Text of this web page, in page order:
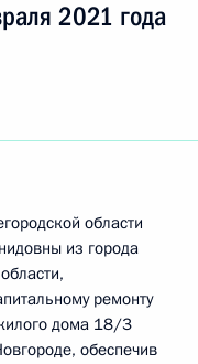
2021 года
области
из города
ремонту
дома 18/3
обеспечив